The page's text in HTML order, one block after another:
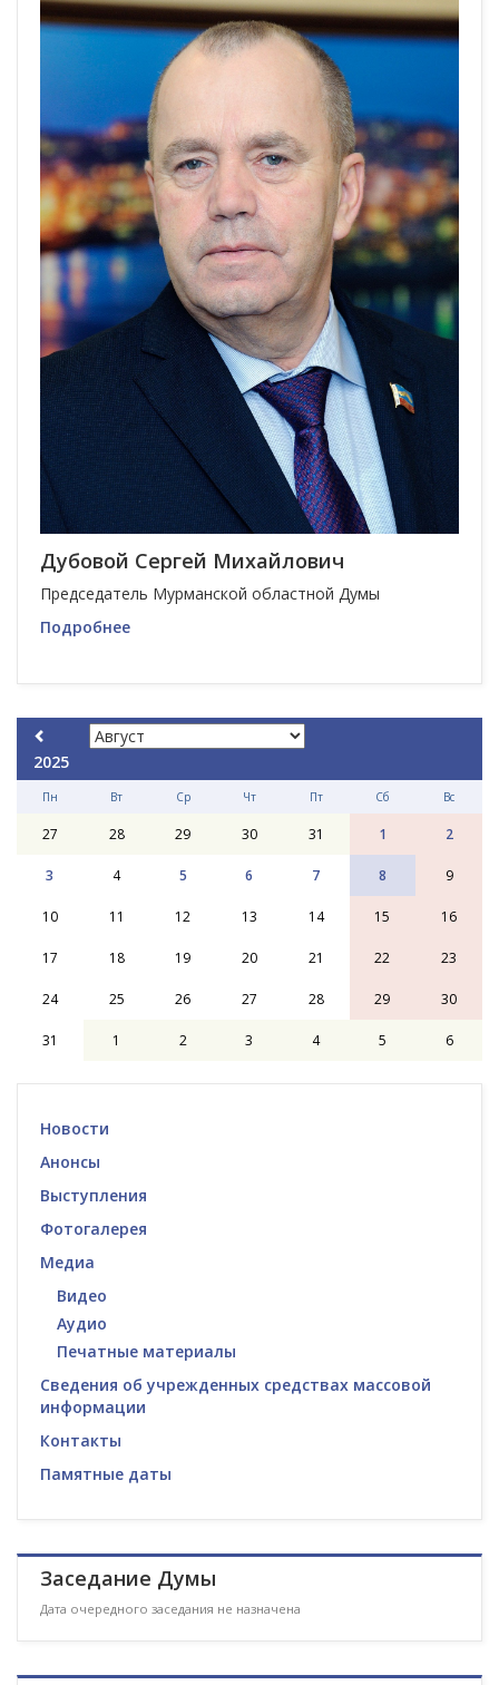
Дубовой Сергей Михайлович
Председатель Мурманской областной Думы
Подробнее
2025
Пн Вт Ср Чт Пт Сб Вс
27 28 29 30 31 1 2
3 4 5 6 7 8 9
10 11 12 13 14 15 16
17 18 19 20 21 22 23
24 25 26 27 28 29 30
31 1 2 3 4 5 6
Новости
Анонсы
Выступления
Фотогалерея
Медиа
Видео
Аудио
Печатные материалы
Сведения об учрежденных средствах массовой
информации
Контакты
Памятные даты
Заседание Думы
Дата очередного заседания не назначена